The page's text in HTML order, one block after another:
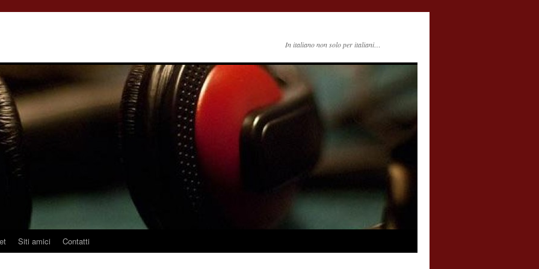
In italiano non solo per italiani…
Siti amici Contatti